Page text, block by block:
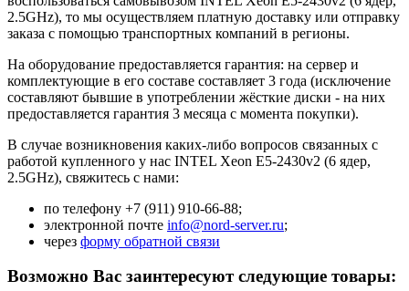
2.5GHz), то мы осуществляем платную доставку или отправку
заказа с помощью транспортных компаний в регионы.
На оборудование предоставляется гарантия: на сервер и
комплектующие в его составе составляет 3 года (исключение
составляют бывшие в употреблении жёсткие диски - на них
предоставляется гарантия 3 месяца с момента покупки).
В случае возникновения каких-либо вопросов связанных с
работой купленного у нас INTEL Xeon E5-2430v2 (6 ядер,
2.5GHz), свяжитесь с нами:
по телефону +7 (911) 910-66-88;
электронной почте info@nord-server.ru;
через форму обратной связи
Возможно Вас заинтересуют следующие товары: